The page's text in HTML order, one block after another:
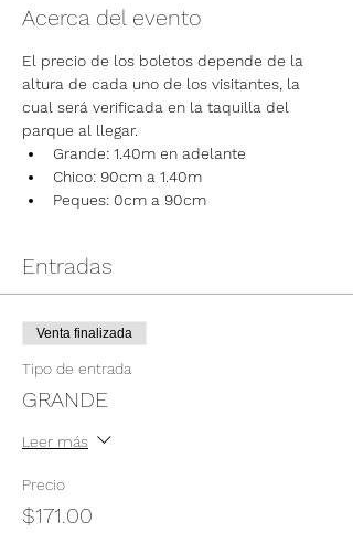
Acerca del evento
El precio de los boletos depende de la
altura de cada uno de los visitantes, la
cual será verificada en la taquilla del
parque al llegar.
Grande: 1.40m en adelante
Chico: 90cm a 1.40m
Peques: 0cm a 90cm
Entradas
Venta finalizada
Tipo de entrada
GRANDE
Leer más
Precio
$171.00